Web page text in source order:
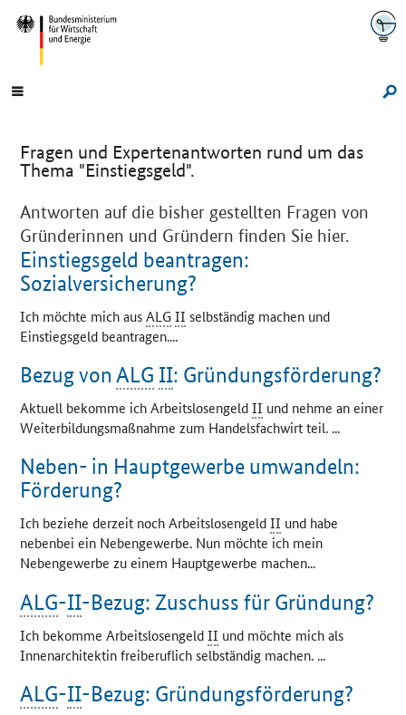
Navigation
Hauptmenü
Fragen und Expertenantworten rund um das
Thema "Einstiegsgeld".
Antworten auf die bisher gestellten Fragen von
Gründerinnen und Gründern finden Sie hier.
Einstiegsgeld beantragen:
Sozialversicherung?
Ich möchte mich ausALG II selbständig machen und
Einstiegsgeld beantragen....
Bezug vonALG II: Gründungsförderung?
Aktuell bekomme ich ArbeitslosengeldII und nehme an einer
Weiterbildungsmaßnahme zum Handelsfachwirt teil. ...
Neben- in Hauptgewerbe umwandeln:
Förderung?
Ich beziehe derzeit noch ArbeitslosengeldII und habe
nebenbei ein Nebengewerbe. Nun möchte ich mein
Nebengewerbe zu einem Hauptgewerbe machen...
ALG-II-Bezug: Zuschuss für Gründung?
Ich bekomme ArbeitslosengeldII und möchte mich als
Innenarchitektin freiberuflich selbständig machen. ...
ALG-II-Bezug: Gründungsförderung?